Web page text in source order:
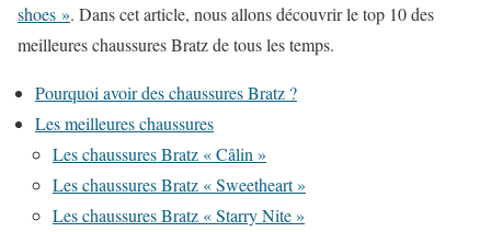
shoes ». Dans cet article, nous allons découvrir le top 10 des
meilleures chaussures Bratz de tous les temps.
Pourquoi avoir des chaussures Bratz ?
Les meilleures chaussures
Les chaussures Bratz « Câlin »
Les chaussures Bratz « Sweetheart »
Les chaussures Bratz « Starry Nite »